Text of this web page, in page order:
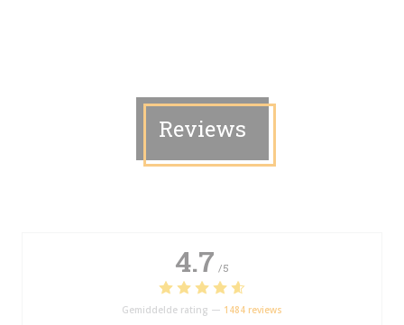
Reviews
4.7 /5
Gemiddelde rating — 1484 reviews